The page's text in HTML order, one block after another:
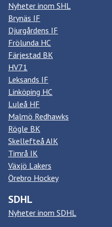
Nyheter inom SHL
Brynäs IF
Djurgårdens IF
Frölunda HC
Färjestad BK
HV71
Leksands IF
Linköping HC
Luleå HF
Malmö Redhawks
Rögle BK
Skellefteå AIK
Timrå IK
Växjö Lakers
Örebro Hockey
SDHL
Nyheter inom SDHL